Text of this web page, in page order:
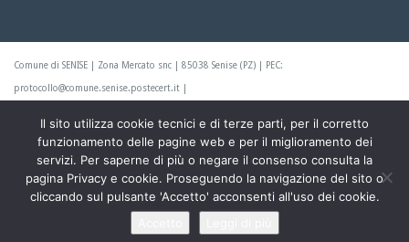
Comune di SENISE | Zona Mercato snc | 85038 Senise (PZ) | PEC:
protocollo@comune.senise.postecert.it |
Centralino +39.0973.686200 | Fax +39.0973.686393 | P.IVA: 00832530760 | © 2019
Progettato e sviluppato da Prospero Parisi.
Il sito utilizza cookie tecnici e di terze parti, per il corretto
funzionamento delle pagine web e per il miglioramento dei
servizi. Per saperne di più o negare il consenso consulta la
pagina Privacy e cookie. Proseguendo la navigazione del sito o
cliccando sul pulsante 'Accetto' acconsenti all'uso dei cookie.